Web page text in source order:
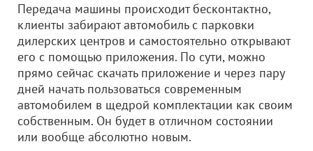
Передача машины происходит бесконтактно,
клиенты забирают автомобиль с парковки
дилерских центров и самостоятельно открывают
его с помощью приложения. По сути, можно
прямо сейчас скачать приложение и через пару
дней начать пользоваться современным
автомобилем в щедрой комплектации как своим
собственным. Он будет в отличном состоянии
или вообще абсолютно новым.